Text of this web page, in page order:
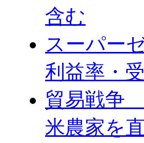
含む
スーパー
利益率・
貿易戦争
米農家を